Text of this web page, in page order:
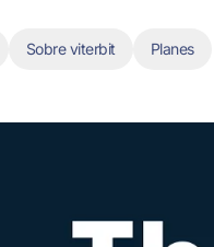
Sobre viterbit Planes